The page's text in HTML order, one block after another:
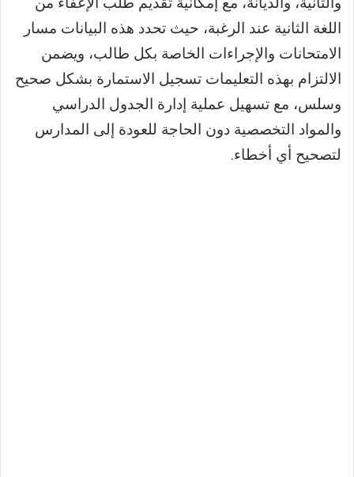
اللغة الثانية عند الرغبة، حيث تحدد هذه البيانات مسار
الامتحانات والإجراءات الخاصة بكل طالب، ويضمن
الالتزام بهذه التعليمات تسجيل الاستمارة بشكل صحيح
وسلس، مع تسهيل عملية إدارة الجدول الدراسي
والمواد التخصصية دون الحاجة للعودة إلى المدارس
لتصحيح أي أخطاء.